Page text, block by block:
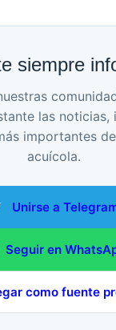
siempre
las noticias,
importantes
acuícola.
Unirse a
Seguir en
como fuente